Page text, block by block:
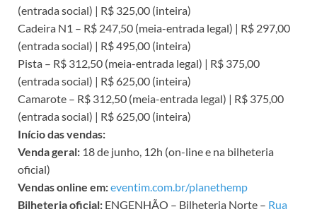
(entrada social) | R$ 325,00 (inteira)
Cadeira N1 – R$ 247,50 (meia-entrada legal) | R$ 297,00
(entrada social) | R$ 495,00 (inteira)
Pista – R$ 312,50 (meia-entrada legal) | R$ 375,00
(entrada social) | R$ 625,00 (inteira)
Camarote – R$ 312,50 (meia-entrada legal) | R$ 375,00
(entrada social) | R$ 625,00 (inteira)
Início das vendas:
Venda geral: 18 de junho, 12h (on-line e na bilheteria
oficial)
Vendas online em:eventim.com.br/planethemp
Bilheteria oficial: ENGENHÃO – Bilheteria Norte – Rua